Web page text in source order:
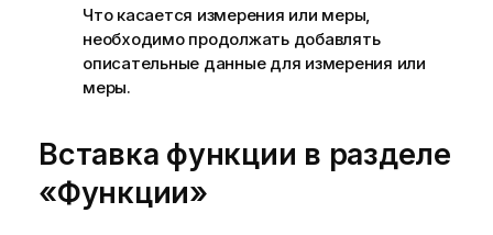
к
п
о
а
к
Что касается измерения или меры,
необходимо продолжать добавлять
описательные данные для измерения или
меры.
Вставка функции в разделе
«Функции»